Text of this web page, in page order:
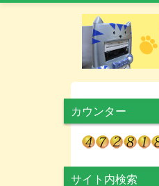
カウンター
サイト内検索